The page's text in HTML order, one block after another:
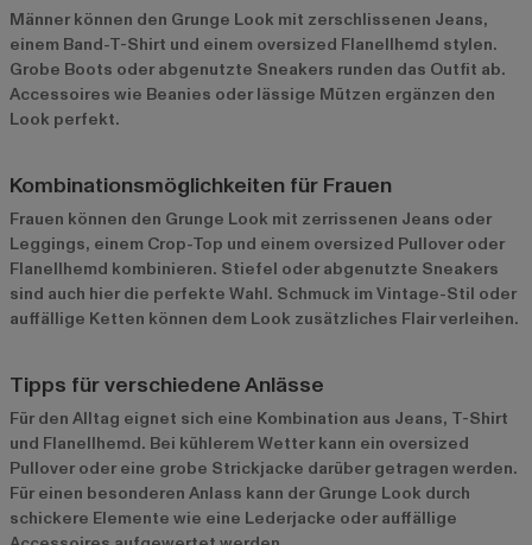
Männer können den Grunge Look mit zerschlissenen Jeans,
einem Band-T-Shirt und einem oversized Flanellhemd stylen.
Grobe Boots oder abgenutzte Sneakers runden das Outfit ab.
Accessoires wie Beanies oder lässige Mützen ergänzen den
Look perfekt.
Kombinationsmöglichkeiten für Frauen
Frauen können den Grunge Look mit zerrissenen Jeans oder
Leggings, einem Crop-Top und einem oversized Pullover oder
Flanellhemd kombinieren. Stiefel oder abgenutzte Sneakers
sind auch hier die perfekte Wahl. Schmuck im Vintage-Stil oder
auffällige Ketten können dem Look zusätzliches Flair verleihen.
Tipps für verschiedene Anlässe
Für den Alltag eignet sich eine Kombination aus Jeans, T-Shirt
und Flanellhemd. Bei kühlerem Wetter kann ein oversized
Pullover oder eine grobe Strickjacke darüber getragen werden.
Für einen besonderen Anlass kann der Grunge Look durch
schickere Elemente wie eine Lederjacke oder auffällige